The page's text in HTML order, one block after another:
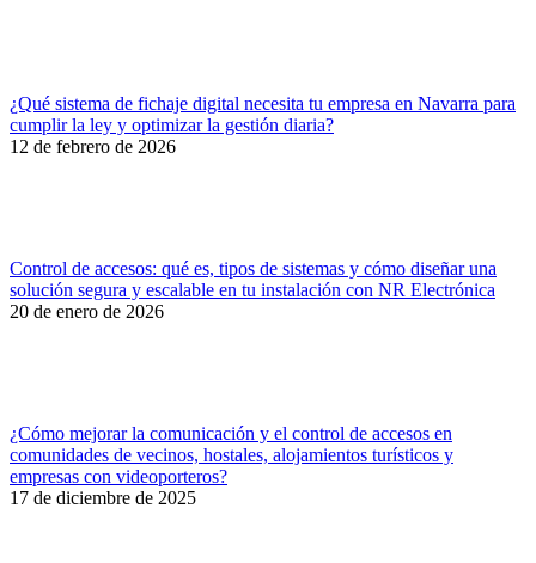
¿Qué sistema de fichaje digital necesita tu empresa en Navarra para
cumplir la ley y optimizar la gestión diaria?
12 de febrero de 2026
Control de accesos: qué es, tipos de sistemas y cómo diseñar una
solución segura y escalable en tu instalación con NR Electrónica
20 de enero de 2026
¿Cómo mejorar la comunicación y el control de accesos en
comunidades de vecinos, hostales, alojamientos turísticos y
empresas con videoporteros?
17 de diciembre de 2025